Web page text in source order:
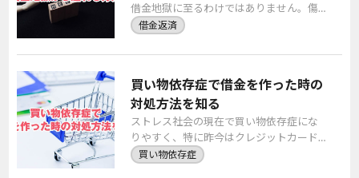
借金地獄に至るわけではありません。傷
が浅いうちに対策を打てば、借金地獄に
もできます。まず […]
借金返済
買い物依存症で借金を作った時の
対処方法を知る
ストレス社会の現在で買い物依存症にな
りやすく、特に昨今はクレジットカード
払いやリボ払いなど現金の持ち合わせが
買い物依存症